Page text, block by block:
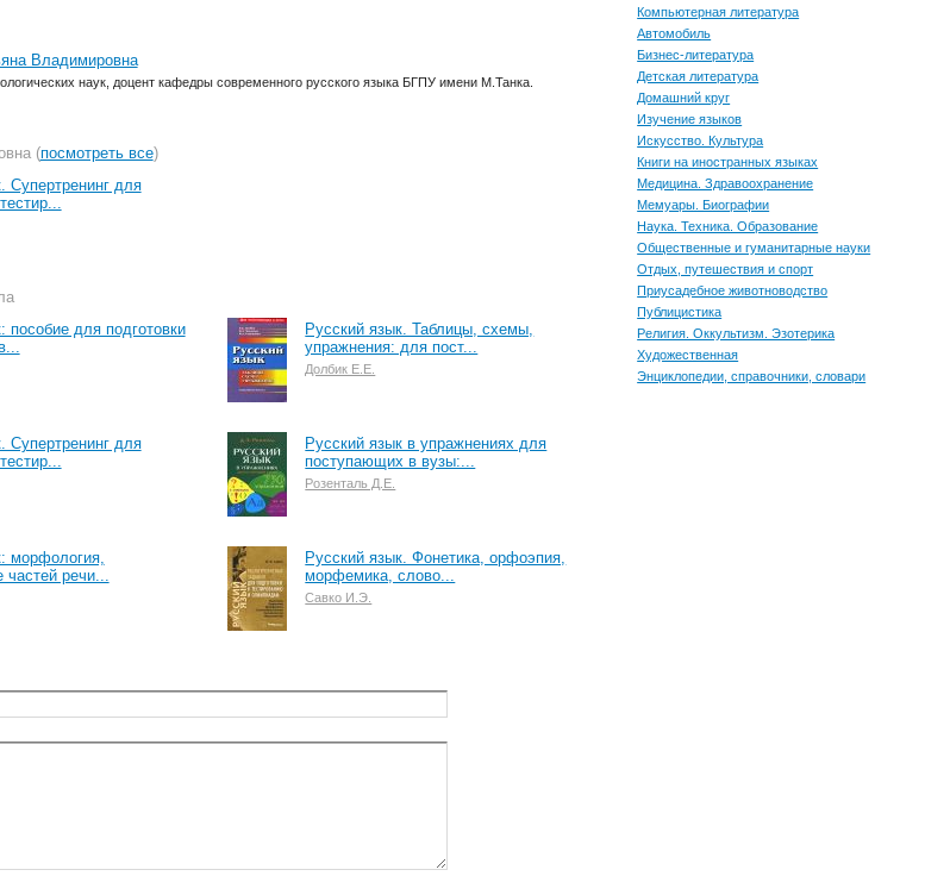
Владимировна
наук, доцент кафедры современного русского языка БГПУ имени М.Танка.
(посмотреть все)
Супертренинг для
пособие для подготовки
Русский язык. Таблицы, схемы,
упражнения: для пост...
Долбик Е.Е.
Супертренинг для
Русский язык в упражнениях для
поступающих в вузы:...
Розенталь Д.Е.
морфология,
частей речи...
Русский язык. Фонетика, орфоэпия,
морфемика, слово...
Савко И.Э.
Компьютерная литература
Автомобиль
Бизнес-литература
Детская литература
Домашний круг
Изучение языков
Искусство. Культура
Книги на иностранных языках
Медицина. Здравоохранение
Мемуары. Биографии
Наука. Техника. Образование
Общественные и гуманитарные науки
Отдых, путешествия и спорт
Приусадебное животноводство
Публицистика
Религия. Оккультизм. Эзотерика
Художественная
Энциклопедии, справочники, словари